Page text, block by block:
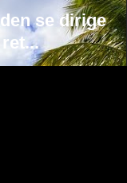
se dirige